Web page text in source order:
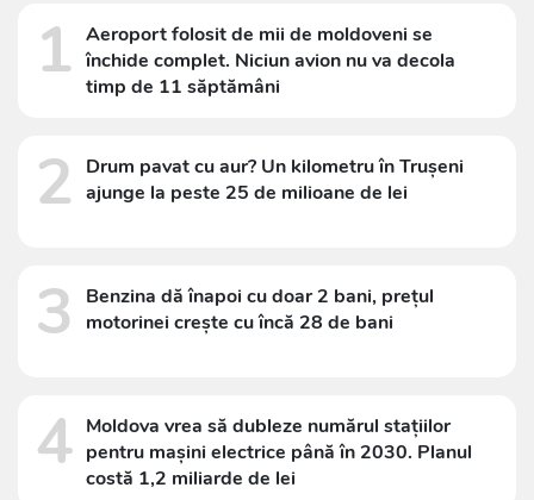
1 Aeroport folosit de mii de moldoveni se
închide complet. Niciun avion nu va decola
timp de 11 săptămâni
2
Drum pavat cu aur? Un kilometru în Trușeni
ajunge la peste 25 de milioane de lei
3
Benzina dă înapoi cu doar 2 bani, prețul
motorinei crește cu încă 28 de bani
4 Moldova vrea să dubleze numărul stațiilor
pentru mașini electrice până în 2030. Planul
costă 1,2 miliarde de lei